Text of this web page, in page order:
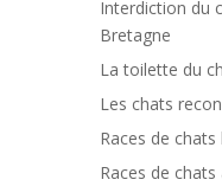
Interdiction du
Bretagne
La toilette du
Les chats
Races de
Races de